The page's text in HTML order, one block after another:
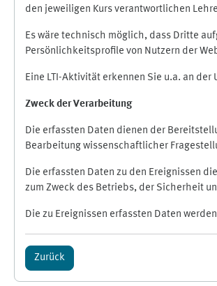
den jeweiligen Kurs verantwortlichen
Es wäre technisch möglich, dass Dritte
Persönlichkeitsprofile von Nutzern der
Eine LTI-Aktivität erkennen Sie u.a. an
Zweck der Verarbeitung
Die erfassten Daten dienen der
Bearbeitung wissenschaftlicher
Die erfassten Daten zu den Ereignissen
zum Zweck des Betriebs, der Sicherheit
Die zu Ereignissen erfassten Daten
Zurück